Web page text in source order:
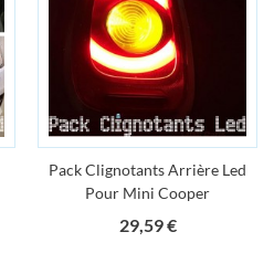
Pack Clignotants Arrière Led
Pour Mini Cooper
29,59 €Prix